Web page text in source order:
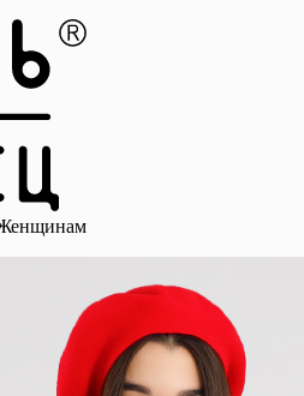
Брюки для мальчиков
Юбки